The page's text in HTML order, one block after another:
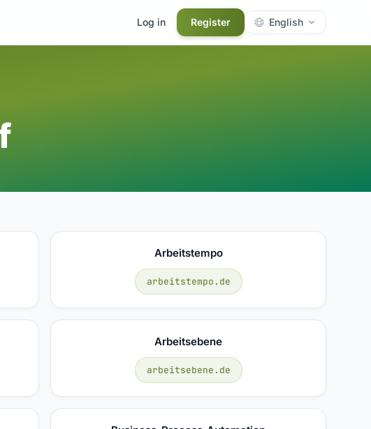
Log in Register English
Arbeitstempo
arbeitstempo.de
Arbeitsebene
arbeitsebene.de